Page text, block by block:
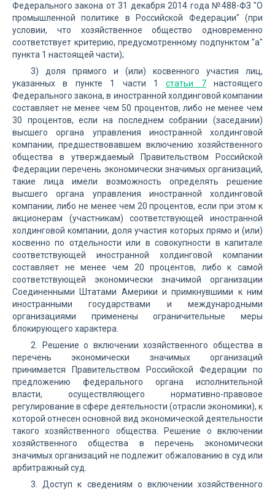
Федерального закона от 31 декабря 2014 года №488-ФЗ "О
промышленной политике в Российской Федерации" (при
условии, что хозяйственное общество одновременно
соответствует критерию, предусмотренному подпунктом "а"
пункта 1 настоящей части);
3) доля прямого и (или) косвенного участия лиц,
указанных в пункте 1 части 1статьи 7настоящего
Федерального закона, в иностранной холдинговой компании
составляет не менее чем 50 процентов, либо не менее чем
30 процентов, если на последнем собрании (заседании)
высшего органа управления иностранной холдинговой
компании, предшествовавшем включению хозяйственного
общества в утверждаемый Правительством Российской
Федерации перечень экономически значимых организаций,
такие лица имели возможность определять решение
высшего органа управления иностранной холдинговой
компании, либо не менее чем 20 процентов, если при этом к
акционерам (участникам) соответствующей иностранной
холдинговой компании, доля участия которых прямо и (или)
косвенно по отдельности или в совокупности в капитале
соответствующей иностранной холдинговой компании
составляет не менее чем 20 процентов, либо к самой
соответствующей экономически значимой организации
Соединенными Штатами Америки и примкнувшими к ним
иностранными государствами и международными
организациями применены ограничительные меры
блокирующего характера.
2. Решение о включении хозяйственного общества в
перечень экономически значимых организаций
принимается Правительством Российской Федерации по
предложению федерального органа исполнительной
власти, осуществляющего нормативно-правовое
регулирование в сфере деятельности (отрасли экономики), к
которой отнесен основной вид экономической деятельности
такого хозяйственного общества. Решение о включении
хозяйственного общества в перечень экономически
значимых организаций не подлежит обжалованию в суд или
арбитражный суд.
3. Доступ к сведениям о включении хозяйственного